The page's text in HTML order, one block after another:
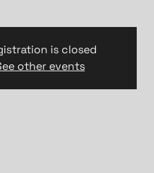
is closed
other events